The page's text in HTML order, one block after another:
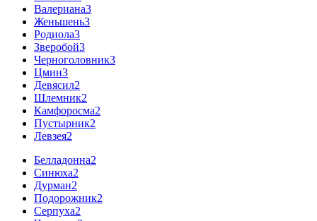
Валериана3
Женьшень3
Родиола3
Зверобой3
Черноголовник3
Цмин3
Девясил2
Шлемник2
Камфоросма2
Пустырник2
Левзея2
Белладонна2
Синюха2
Дурман2
Подорожник2
Серпуха2